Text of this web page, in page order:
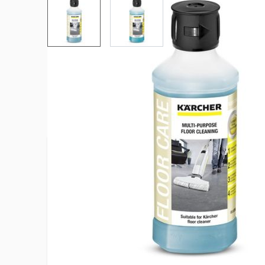
View larger imageView larger image
Plus d’information
rotatifs
500 mL
0.5 kg